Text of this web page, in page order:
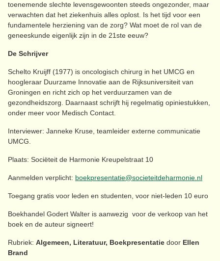
toenemende slechte levensgewoonten steeds ongezonder, maar
verwachten dat het ziekenhuis alles oplost. Is het tijd voor een
fundamentele herziening van de zorg? Wat moet de rol van de
geneeskunde eigenlijk zijn in de 21ste eeuw?
De Schrijver
Schelto Kruijff (1977) is oncologisch chirurg in het UMCG en
hoogleraar Duurzame Innovatie aan de Rijksuniversiteit van
Groningen en richt zich op het verduurzamen van de
gezondheidszorg. Daarnaast schrijft hij regelmatig opiniestukken,
onder meer voor Medisch Contact.
Interviewer: ​​​Janneke Kruse, teamleider externe communicatie
UMCG.
Plaats: ​​​​Sociëteit de Harmonie Kreupelstraat 10
Aanmelden verplicht: ​ boekpresentatie@societeitdeharmonie.nl
Toegang gratis voor leden en studenten, voor niet-leden 10 euro
Boekhandel Godert Walter is aanwezig voor de verkoop van het
boek en de auteur signeert!
Rubriek: Algemeen, Literatuur, Boekpresentatie door Ellen
Brand